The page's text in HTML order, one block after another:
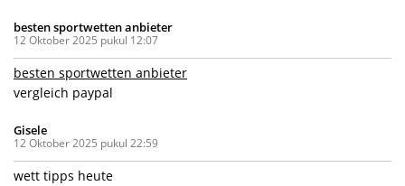
besten sportwetten anbieter
12 Oktober 2025 pukul 12:07
besten sportwetten anbieter
vergleich paypal
Gisele
12 Oktober 2025 pukul 22:59
wett tipps heute